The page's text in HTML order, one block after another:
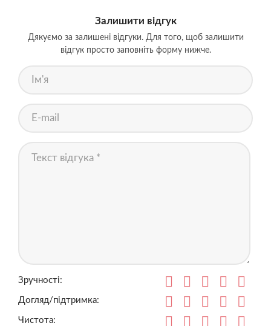
Залишити відгук
Дякуємо за залишені відгуки. Для того, щоб залишити
відгук просто заповніть форму нижче.
Зручності:
Догляд/підтримка:
Чистота: